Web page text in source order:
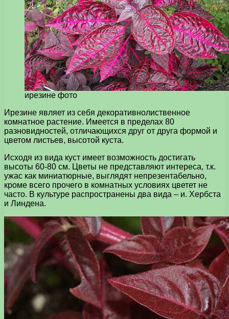
ирезине фото
Ирезине являет из себя декоративнолиственное
комнатное растение. Имеется в пределах 80
разновидностей, отличающихся друг от друга формой и
цветом листьев, высотой куста.
Исходя из вида куст имеет возможность достигать
высоты 60-80 см. Цветы не представляют интереса, т.к.
ужас как миниатюрные, выглядят непрезентабельно,
кроме всего прочего в комнатных условиях цветет не
часто. В культуре распространены два вида – и. Хербста
и Линдена.